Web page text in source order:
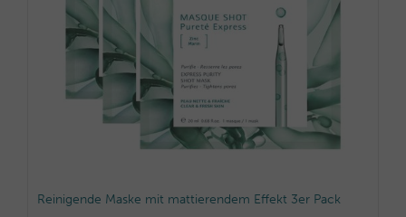
Reinigende Maske mit mattierendem Effekt 3er Pack